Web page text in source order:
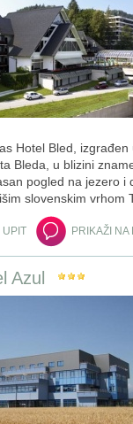
Hotel Bled,
Bleda, u blizini
pogled na jezero i
slovenskim vrhom
UPIT PRIKAŽI NA
Azul